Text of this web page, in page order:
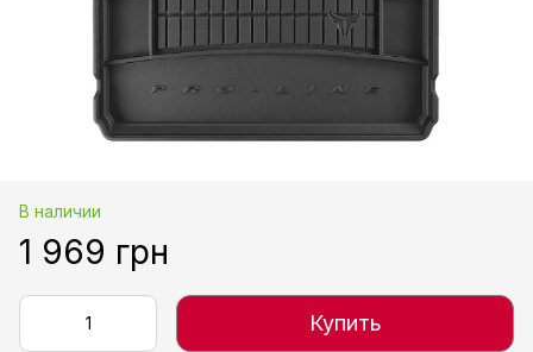
В наличии
1 969 грн
Купить